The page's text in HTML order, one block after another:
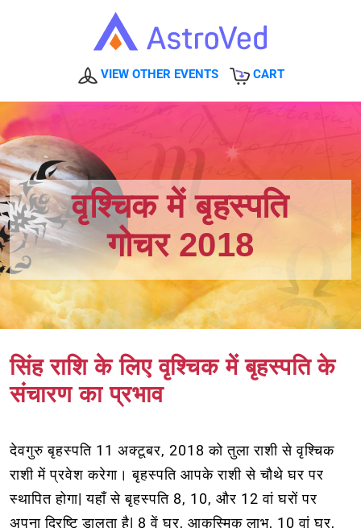
VIEW OTHER EVENTS CART
वृश्चिक में बृहस्पति
गोचर 2018
सिंह राशि के लिए वृश्चिक में बृहस्पति के
संचारण का प्रभाव
देवगुरु बृहस्पति 11 अक्टूबर, 2018 को तुला राशी से वृश्चिक
राशी में प्रवेश करेगा। बृहस्पति आपके राशी से चौथे घर पर
स्थापित होगा| यहाँ से बृहस्पति 8, 10, और 12 वां घरों पर
अपना द्रिष्टि डालता है| 8 वें घर, आकस्मिक लाभ, 10 वां घर,